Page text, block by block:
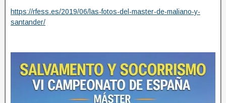
https://rfess.es/2019/06/las-fotos-del-master-de-maliano-y-
santander/